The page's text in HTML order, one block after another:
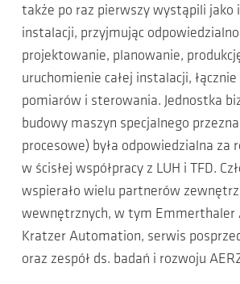
także po raz pierwszy wystąpili jako
instalacji, przyjmując
projektowanie, planowanie,
uruchomienie całej instalacji,
pomiarów i sterowania. Jednostka
budowy maszyn specjalnego
procesowe) była odpowiedzialna za
w ścisłej współpracy z LUH i TFD.
wspierało wielu partnerów
wewnętrznych, w tym Emmerthaler
Kratzer Automation, serwis
oraz zespół ds. badań i rozwoju